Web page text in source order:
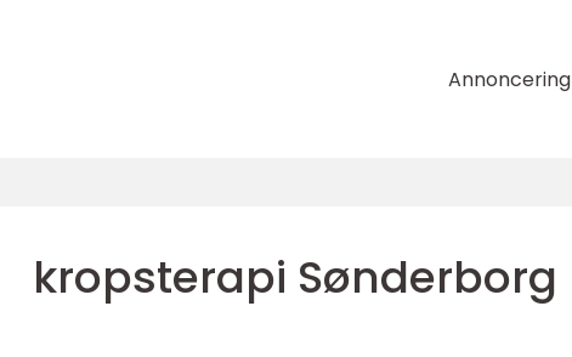
Annoncering
kropsterapi Sønderborg